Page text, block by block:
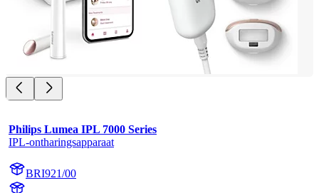
Philips Lumea IPL 7000 Series
IPL-ontharingsapparaat
BRI921/00